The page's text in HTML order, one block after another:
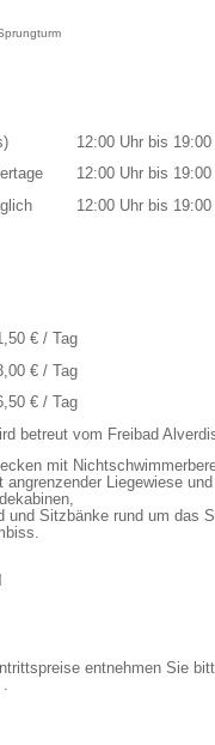
12:00 Uhr bis 19:00
12:00 Uhr bis 19:00
12:00 Uhr bis 19:00
€ / Tag
€ / Tag
€ / Tag
betreut vom Freibad
mit
Liegewiese
und Sitzbänke rund um das
entnehmen Sie
.